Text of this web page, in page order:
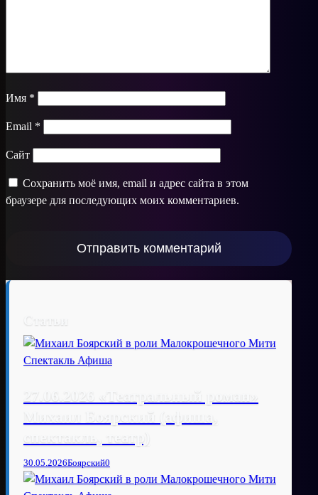
Имя *
Email *
Сайт
Сохранить моё имя, email и адрес сайта в этом
браузере для последующих моих комментариев.
27.06.2026 «Театральный роман»
Михаил Боярский (афиша,
спектакль, театр)
30.05.2026Боярский0